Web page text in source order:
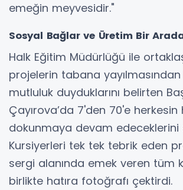
emeğin meyvesidir."
Sosyal Bağlar ve Üretim Bir
Halk Eğitim Müdürlüğü ile
projelerin tabana
mutluluk duyduklarını belirten
Çayırova’da 7'den 70'e herkesin
dokunmaya devam edeceklerini
Kursiyerleri tek tek tebrik eden
sergi alanında emek veren tüm
birlikte hatıra fotoğrafı çektirdi.